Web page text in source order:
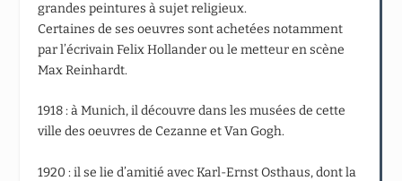
grandes peintures à sujet religieux.
Certaines de ses oeuvres sont achetées notamment
par l’écrivain Felix Hollander ou le metteur en scène
Max Reinhardt.
1918 : à Munich, il découvre dans les musées de cette
ville des oeuvres de Cezanne et Van Gogh.
1920 : il se lie d’amitié avec Karl-Ernst Osthaus, dont la